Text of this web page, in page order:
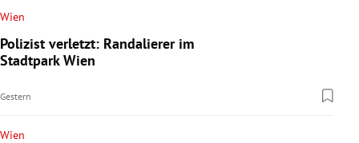
Wien
Polizist verletzt: Randalierer im
Stadtpark Wien
Gestern
Wien